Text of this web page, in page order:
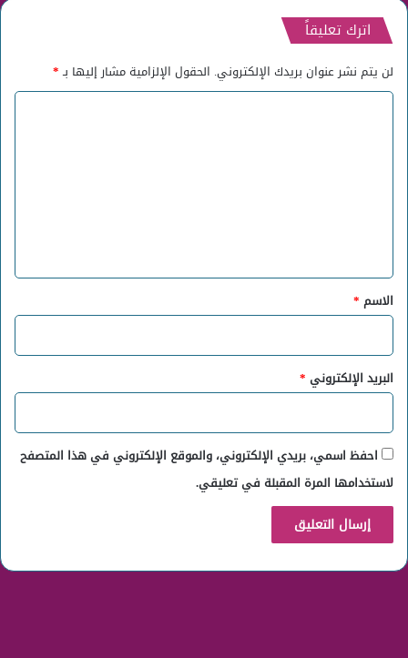
اترك تعليقاً
لن يتم نشر عنوان بريدك الإلكتروني. الحقول الإلزامية مشار إليها بـ*
*
الاسم *
البريد الإلكتروني *
احفظ اسمي، بريدي الإلكتروني، والموقع الإلكتروني في هذا المتصفح
لاستخدامها المرة المقبلة في تعليقي.